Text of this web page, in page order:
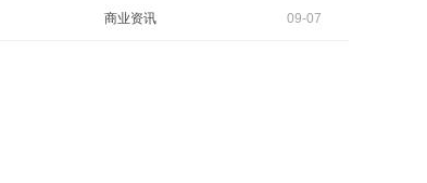
商业资讯 09-07